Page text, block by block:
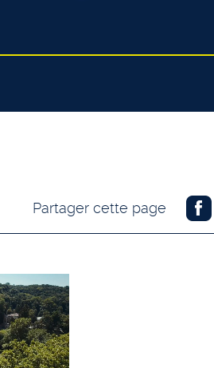
Partager cette page